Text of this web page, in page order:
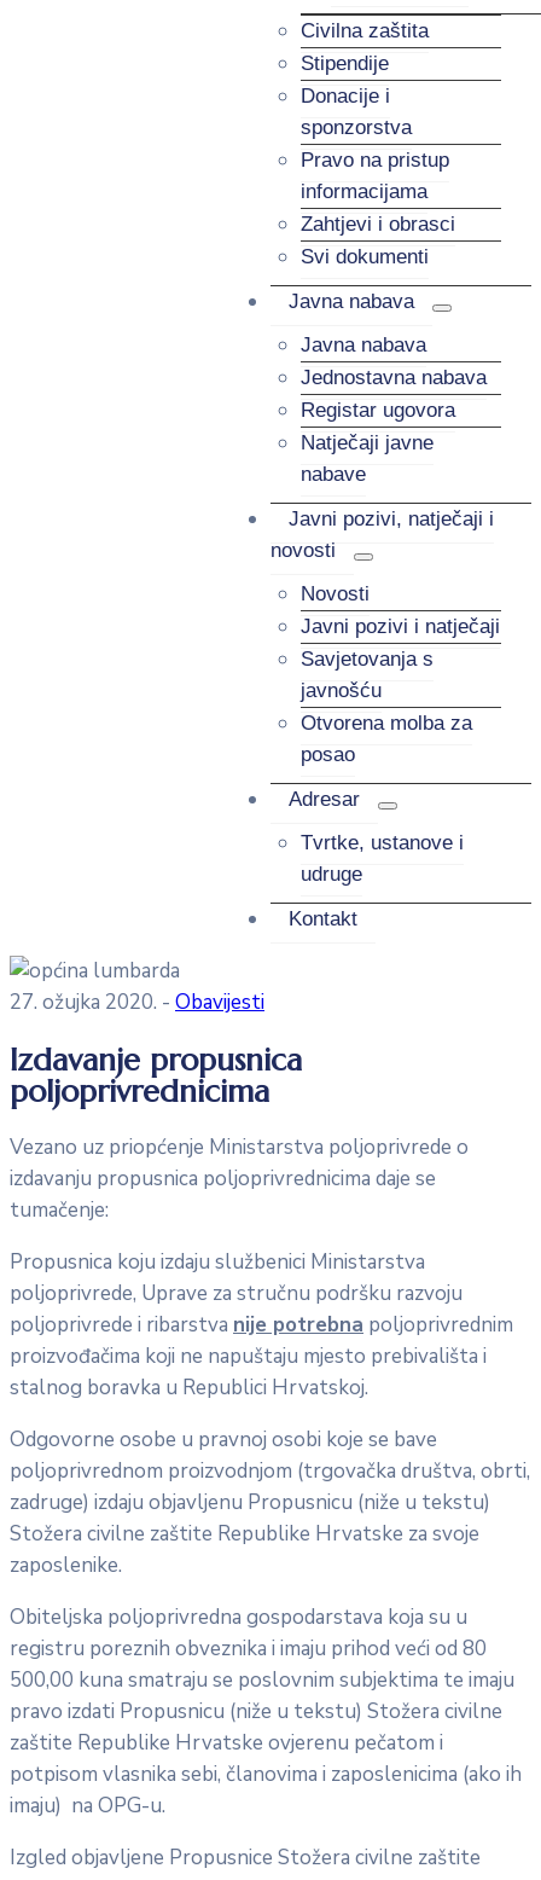
Civilna zaštita
Stipendije
Donacije i
sponzorstva
Pravo na pristup
informacijama
Zahtjevi i obrasci
Svi dokumenti
Javna nabava
Javna nabava
Jednostavna nabava
Registar ugovora
Natječaji javne
nabave
Javni pozivi, natječaji i
novosti
Novosti
Javni pozivi i natječaji
Savjetovanja s
javnošću
Otvorena molba za
posao
Adresar
Tvrtke, ustanove i
udruge
Kontakt
27. ožujka 2020. - Obavijesti
Izdavanje propusnica
poljoprivrednicima
Vezano uz priopćenje Ministarstva poljoprivrede o
izdavanju propusnica poljoprivrednicima daje se
tumačenje:
Propusnica koju izdaju službenici Ministarstva
poljoprivrede, Uprave za stručnu podršku razvoju
poljoprivrede i ribarstva nije potrebna poljoprivrednim
proizvođačima koji ne napuštaju mjesto prebivališta i
stalnog boravka u Republici Hrvatskoj.
Odgovorne osobe u pravnoj osobi koje se bave
poljoprivrednom proizvodnjom (trgovačka društva, obrti,
zadruge) izdaju objavljenu Propusnicu (niže u tekstu)
Stožera civilne zaštite Republike Hrvatske za svoje
zaposlenike.
Obiteljska poljoprivredna gospodarstava koja su u
registru poreznih obveznika i imaju prihod veći od 80
500,00 kuna smatraju se poslovnim subjektima te imaju
pravo izdati Propusnicu (niže u tekstu) Stožera civilne
zaštite Republike Hrvatske ovjerenu pečatom i
potpisom vlasnika sebi, članovima i zaposlenicima (ako ih
imaju) na OPG-u.
Izgled objavljene Propusnice Stožera civilne zaštite